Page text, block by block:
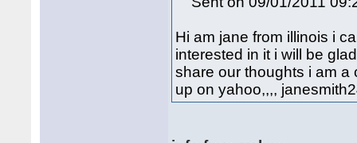
Hi am jane from illinois i
interested in it i will be
share our thoughts i am
up on yahoo,,,,